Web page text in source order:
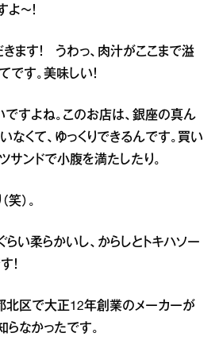
～！
ます！ うわっ、肉汁がここまで溢
です。美味しい！
ですよね。このお店は、銀座の真ん
なくて、ゆっくりできるんです。買い
サンドで小腹を満たしたり。
）。
らい柔らかいし、からしとトキハソー
！
北区で大正12年創業のメーカーが
らなかったです。